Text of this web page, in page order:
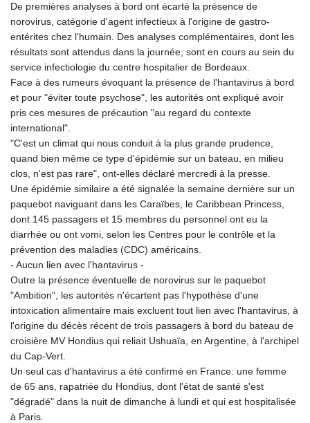
De premières analyses à bord ont écarté la présence de
norovirus, catégorie d'agent infectieux à l'origine de gastro-
entérites chez l'humain. Des analyses complémentaires, dont les
résultats sont attendus dans la journée, sont en cours au sein du
service infectiologie du centre hospitalier de Bordeaux.
Face à des rumeurs évoquant la présence de l'hantavirus à bord
et pour "éviter toute psychose", les autorités ont expliqué avoir
pris ces mesures de précaution "au regard du contexte
international".
"C'est un climat qui nous conduit à la plus grande prudence,
quand bien même ce type d'épidémie sur un bateau, en milieu
clos, n'est pas rare", ont-elles déclaré mercredi à la presse.
Une épidémie similaire a été signalée la semaine dernière sur un
paquebot naviguant dans les Caraïbes, le Caribbean Princess,
dont 145 passagers et 15 membres du personnel ont eu la
diarrhée ou ont vomi, selon les Centres pour le contrôle et la
prévention des maladies (CDC) américains.
- Aucun lien avec l'hantavirus -
Outre la présence éventuelle de norovirus sur le paquebot
"Ambition", les autorités n'écartent pas l'hypothèse d'une
intoxication alimentaire mais excluent tout lien avec l'hantavirus, à
l'origine du décès récent de trois passagers à bord du bateau de
croisière MV Hondius qui reliait Ushuaïa, en Argentine, à l'archipel
du Cap-Vert.
Un seul cas d'hantavirus a été confirmé en France: une femme
de 65 ans, rapatriée du Hondius, dont l'état de santé s'est
"dégradé" dans la nuit de dimanche à lundi et qui est hospitalisée
à Paris.